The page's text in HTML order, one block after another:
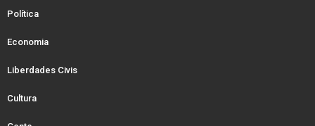
Política
Economia
Liberdades Civis
Cultura